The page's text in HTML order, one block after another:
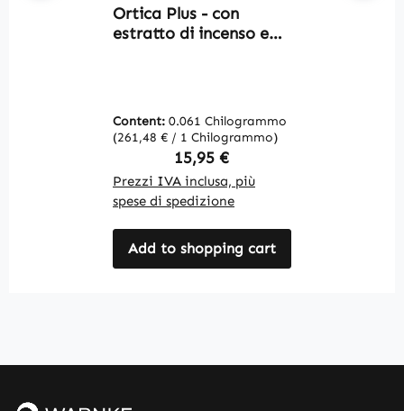
Ortica Plus - con
estratto di incenso e
Vitalstoffe
Content: 0.061 Chilogrammo
(261,48 € / 1 Chilogrammo)
Regular price:
15,95 €
Prezzi IVA inclusa, più
spese di spedizione
Add to shopping cart